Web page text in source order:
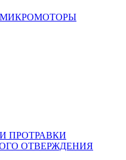
ПРОТРАВКИ
ОТВЕРЖДЕНИЯ